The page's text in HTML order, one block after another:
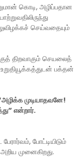
கொடி, அழிப்பதான
செய்வதையும்
திறவாகும் செயலைத்
பக்தன்
முடியாதவனே!
என்றார்.
போட்டியிடும்
முனைகிறது.